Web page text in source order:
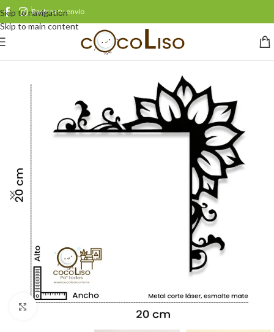
Skip to navigation
Skip to main content
Rastrea tu envío
Clic para agrandar